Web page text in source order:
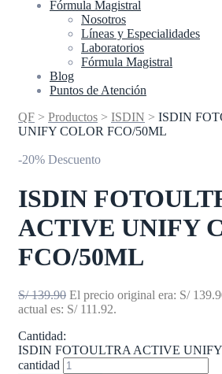
Fórmula Magistral
Nosotros
Líneas y Especialidades
Laboratorios
Fórmula Magistral
Blog
Puntos de Atención
QF > Productos > ISDIN > ISDIN
UNIFY COLOR FCO/50ML
-20% Descuento
ISDIN
ACTIVE UNIFY
FCO/50ML
S/139.90 El precio original era: S/
actual es: S/ 111.92.
Cantidad:
ISDIN FOTOULTRA ACTIVE
cantidad